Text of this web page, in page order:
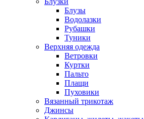
Блузы
Водолазки
Рубашки
Туники
Верхняя одежда
Ветровки
Куртки
Пальто
Плащи
Пуховики
Вязанный трикотаж
Джинсы